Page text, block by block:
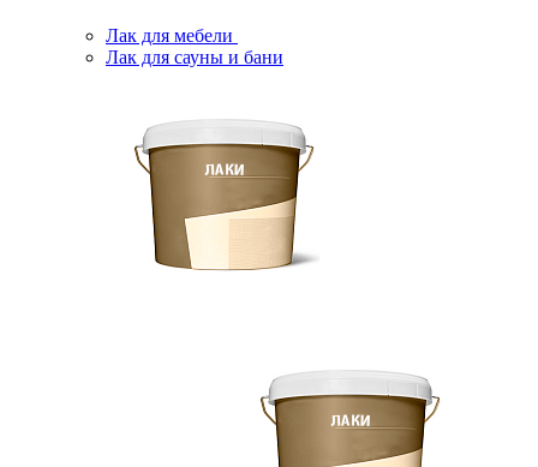
Лак для мебели
Лак для сауны и бани